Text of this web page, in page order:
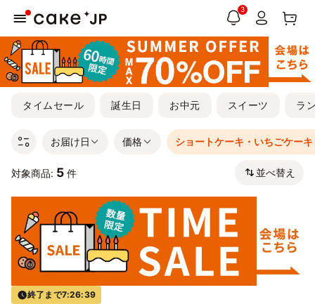
3
タイムセール 誕生日 お中元 スイーツ ラ
お届け日 価格 ショートケーキ・いちごケーキ
対象商品: 5 件 並べ替え
終了まで7:26:38